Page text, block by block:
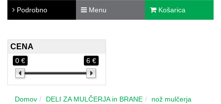
Podrobno Menu Košarica
CENA
0 € 6 €
Domov DELI ZA MULČERJA in BRANE
nož mulčerja